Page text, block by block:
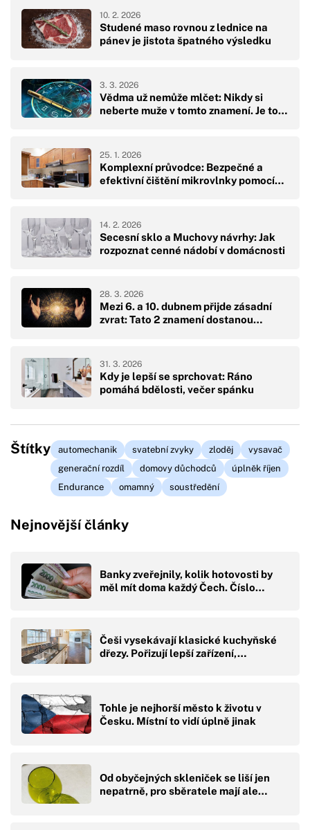
Studené maso rovnou z lednice na
pánev je jistota špatného výsledku
10. 2. 2026
Vědma už nemůže mlčet: Nikdy si
neberte muže v tomto znamení. Je to…
3. 3. 2026
Komplexní průvodce: Bezpečné a
efektivní čištění mikrovlnky pomocí…
25. 1. 2026
Secesní sklo a Muchovy návrhy: Jak
rozpoznat cenné nádobí v domácnosti
14. 2. 2026
Mezi 6. a 10. dubnem přijde zásadní
zvrat: Tato 2 znamení dostanou…
28. 3. 2026
Kdy je lepší se sprchovat: Ráno
pomáhá bdělosti, večer spánku
31. 3. 2026
Štítky automechanik svatební zvyky zloděj
vysavač
generační rozdíl
domovy důchodců
úplněk říjen
Endurance
omamný soustředění
Nejnovější články
Banky zveřejnily, kolik hotovosti by
měl mít doma každý Čech. Číslo…
Češi vysekávají klasické kuchyňské
dřezy. Pořizují lepší zařízení,…
Tohle je nejhorší město k životu v
Česku. Místní to vidí úplně jinak
Od obyčejných skleniček se liší jen
nepatrně, pro sběratele mají ale…